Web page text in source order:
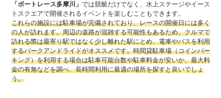
「ボートレース多摩川」 では競艇だけでなく、水上ステージやイース
トスクエアで開催されるイベントを楽しむこともできます。
これらの施設には駐車場が完備されており、レースの開催日には多く
の人が訪れます。周辺の道路が混雑する可能性もあるため、クルマで
訪れる際は最寄り駅ではなく少し離れた駅にとめ、電車やバスを利用
するパークアンドライドがオススメです。時間貸駐車場（コインパー
キング）を利用する場合は駐車可能台数や駐車料金が安いか、最大料
金の有無などを調べ、長時間利用に最適の場所を探すと良いでしょ
う。